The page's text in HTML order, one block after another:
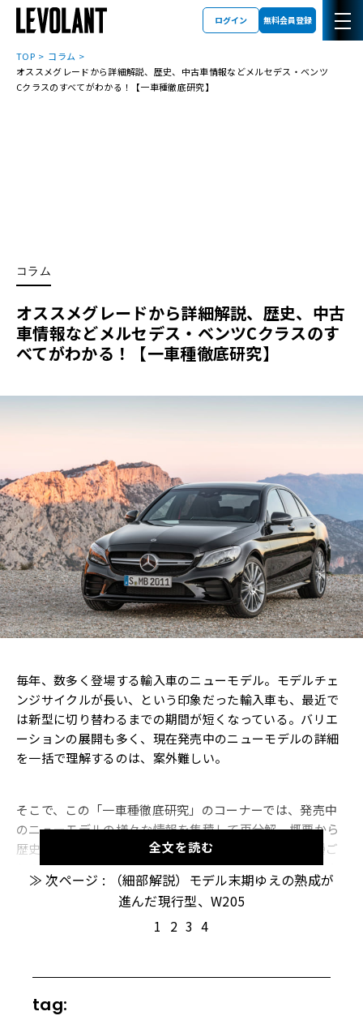
ログイン 無料会員登録
TOP
コラム
オススメグレードから詳細解説、歴史、中古車情報などメルセデス・ベンツ
Cクラスのすべてがわかる！【一車種徹底研究】
コラム
オススメグレードから詳細解説、歴史、中古
車情報などメルセデス・ベンツCクラスのす
べてがわかる！【一車種徹底研究】
毎年、数多く登場する輸入車のニューモデル。モデルチェ
ンジサイクルが長い、という印象だった輸入車も、最近で
は新型に切り替わるまでの期間が短くなっている。バリエ
ーションの展開も多く、現在発売中のニューモデルの詳細
を一括で理解するのは、案外難しい。
そこで、この「一車種徹底研究」のコーナーでは、発売中
のニューモデルの様々な情報を集積して再分解。概要から
歴史、グレード・価格・中古車相場まで掘り下げ、車種ご
とのアウトラインを解説する。今回は輸入車を代表する人
気車種、「メルセデス・ベンツ Cクラス」をお送りする。
な改良を実施
全文を読む
≫ 次ページ : （細部解説）モデル末期ゆえの熟成が
進んだ現行型、W205
1 2 3 4
tag: